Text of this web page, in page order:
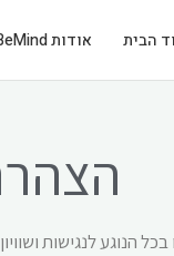
הבית אודות BeMind
לנגישות ושוויון